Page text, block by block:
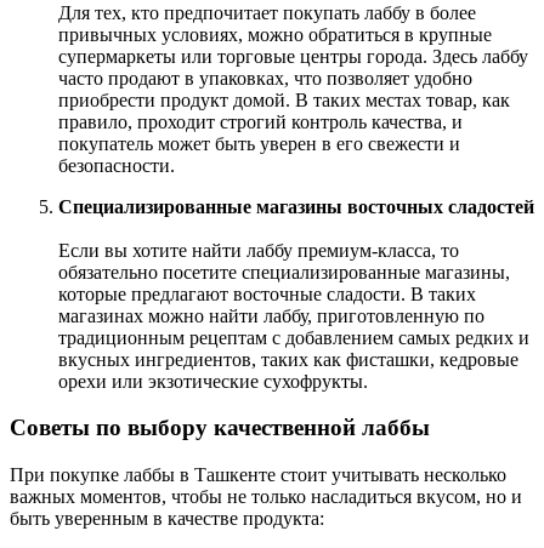
Для тех, кто предпочитает покупать лаббу в более
привычных условиях, можно обратиться в крупные
супермаркеты или торговые центры города. Здесь лаббу
часто продают в упаковках, что позволяет удобно
приобрести продукт домой. В таких местах товар, как
правило, проходит строгий контроль качества, и
покупатель может быть уверен в его свежести и
безопасности.
Специализированные магазины восточных сладостей
Если вы хотите найти лаббу премиум-класса, то
обязательно посетите специализированные магазины,
которые предлагают восточные сладости. В таких
магазинах можно найти лаббу, приготовленную по
традиционным рецептам с добавлением самых редких и
вкусных ингредиентов, таких как фисташки, кедровые
орехи или экзотические сухофрукты.
Советы по выбору качественной лаббы
При покупке лаббы в Ташкенте стоит учитывать несколько
важных моментов, чтобы не только насладиться вкусом, но и
быть уверенным в качестве продукта: